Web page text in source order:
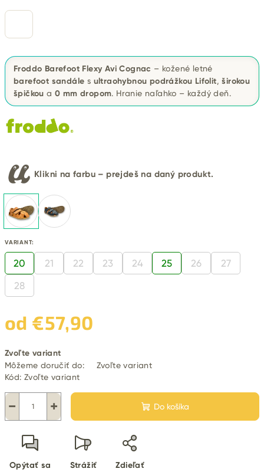
Froddo Barefoot Flexy Avi Cognac – kožené letné
barefoot sandále s ultraohybnou podrážkou Lifolit,širokou
špičkou a0 mm dropom. Hranie naľahko – každý deň.
Klikni na farbu – prejdeš na daný produkt.
VARIANT:
20 21 22 23 24 25 26
27
28
od €57,90
cena:
Zvoľte variant
Môžeme doručiť do:
Zvoľte variant
Kód: Zvoľte variant
+
− Do košíka
Opýtať sa Strážiť Zdieľať